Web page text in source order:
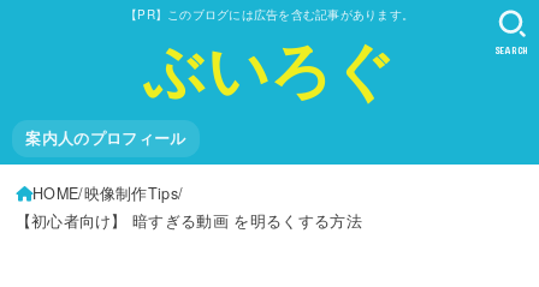
【PR】このブログには広告を含む記事があります。
ぶいろぐ
案内人のプロフィール
SEARCH
HOME 映像制作Tips
【初心者向け】 暗すぎる動画 を明るくする方法